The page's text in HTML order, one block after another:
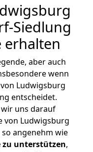
Siedlung
erhalten
aber auch
wenn
Ludwigsburg
entscheidet.
uns darauf
von Ludwigsburg
angenehm wie
zu unterstützen,